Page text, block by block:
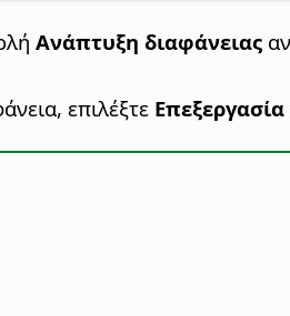
Ανάπτυξη διαφάνειας
επιλέξτε